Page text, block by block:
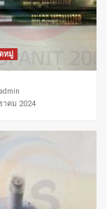
หมู่
าคม 2024